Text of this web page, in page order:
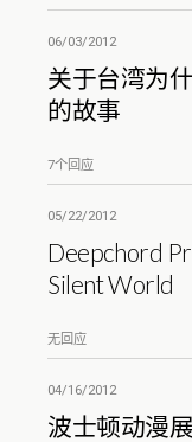
06/03/2012
关于台湾为
的故事
7个回应
05/22/2012
Deepchord
Silent World
无回应
04/16/2012
波士顿动漫